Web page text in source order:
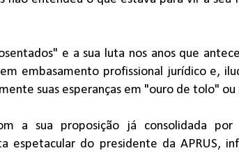
e a sua luta nos anos que
embasamento profissional jurídico e,
suas esperanças em "ouro de tolo"
a sua proposição já consolidada por
espetacular do presidente da APRUS,